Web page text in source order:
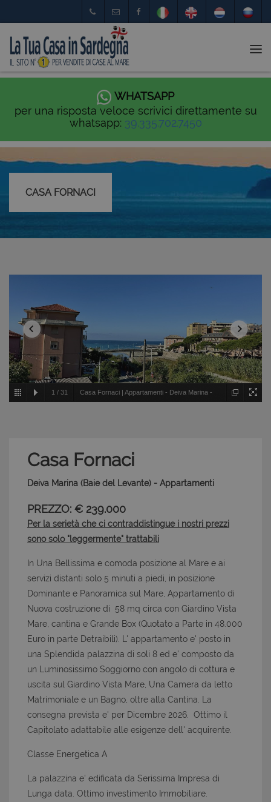
WHATSAPP
per una risposta veloce scrivici direttamente su
whatsapp: 39.335.702.7450
CASA FORNACI
1 / 31 Casa Fornaci | Appartamenti - Deiva Marina -
Casa Fornaci
Deiva Marina (Baie del Levante) - Appartamenti
PREZZO: € 239.000
Per la serietà che ci contraddistingue i nostri prezzi
sono solo "leggermente" trattabili
In Una Bellissima e comoda posizione al Mare e ai
servizi distanti solo 5 minuti a piedi, in posizione
Dominante e Panoramica sul Mare, Appartamento di
Nuova costruzione di 58 mq circa con Giardino Vista
Mare, cantina e Grande Box (Quotato a Parte in 48.000
Euro in parte Detraibili). L' appartamento e' posto in
una Splendida palazzina di soli 8 ed e' composto da
un Luminosissimo Soggiorno con angolo di cottura e
uscita sul Giardino Vista Mare, Una Camera da letto
Matrimoniale e un Bagno, oltre alla Cantina. La
consegna prevista e' per Dicembre 2026. Ottimo il
Capitolato adattabile alle esigenze dell' acquirente.
Classe Energetica A
La palazzina e' edificata da Serissima Impresa di
Lunga data. Ottimo investimento Immobiliare.